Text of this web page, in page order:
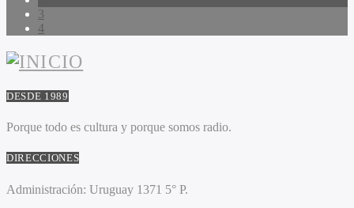
3
4
DESDE 1989
Porque todo es cultura y porque somos radio.
DIRECCIONES
Administración: Uruguay 1371 5° P.